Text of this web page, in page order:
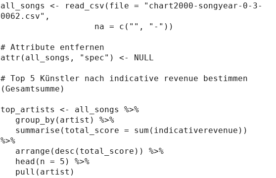
all_songs <- read_csv(file = "chart2000-songyear-0-3-
0062.csv",
# Attribute entfernen
attr(all_songs, "spec") <- NULL
# Top 5 Künstler nach indicative revenue bestimmen
(Gesamtsumme)
top_artists <- all_songs %>%
%>%